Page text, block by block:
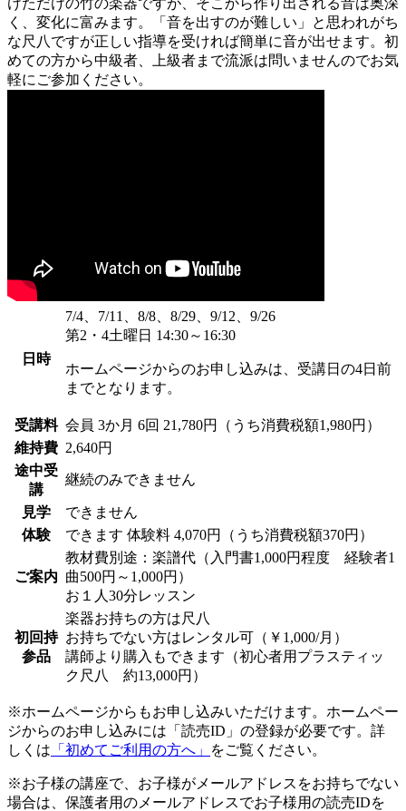
く、変化に富みます。「音を出すのが難しい」と思われがち
な尺八ですが正しい指導を受ければ簡単に音が出せます。初
めての方から中級者、上級者まで流派は問いませんのでお気
軽にご参加ください。
日時
7/4、7/11、8/8、8/29、9/12、9/26
第2・4土曜日 14:30～16:30
ホームページからのお申し込みは、受講日の4日前
までとなります。
受講料 会員 3か月 6回 21,780円（うち消費税額1,980円）
維持費 2,640円
途中受
講
継続のみできません
見学
できません
体験
できます 体験料 4,070円（うち消費税額370円）
ご案内
教材費別途：楽譜代（入門書1,000円程度 経験者1
曲500円～1,000円）
お１人30分レッスン
初回持
参品
楽器お持ちの方は尺八
お持ちでない方はレンタル可（￥1,000/月）
講師より購入もできます（初心者用プラスティッ
ク尺八 約13,000円）
※ホームページからもお申し込みいただけます。ホームペー
ジからのお申し込みには「読売ID」の登録が必要です。詳
しくは 「初めてご利用の方へ」 をご覧ください。
※お子様の講座で、お子様がメールアドレスをお持ちでない
場合は、保護者用のメールアドレスでお子様用の読売IDを